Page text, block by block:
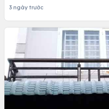
3 ngày trước